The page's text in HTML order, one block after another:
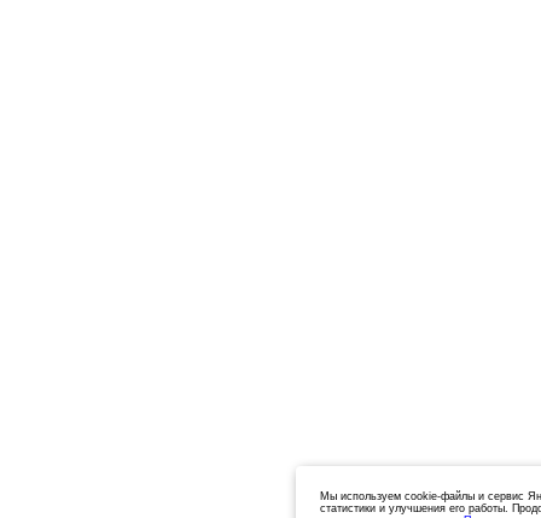
Мы используем cookie-файлы и сервис
статистики и улучшения его работы.